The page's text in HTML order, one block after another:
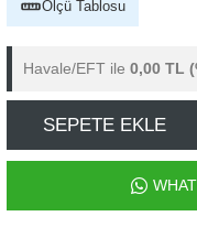
Ölçü Tablosu
Havale/EFT ile 0,00 TL
SEPETE EKLE